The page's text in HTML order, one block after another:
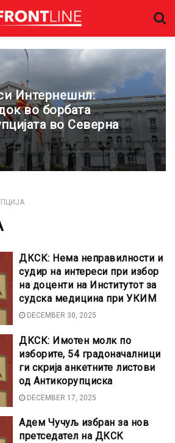
Интернешнл:
во борбата
во Северна
ДКСК: Нема неправилности и
судир на интереси при избор
на доценти на Институтот за
судска медицина при УКИМ
DECEMBER 30, 2025
ДКСК: Имотен молк по
изборите, 54 градоначалници
ги скрија анкетните листови
од Антикорупциска
DECEMBER 17, 2025
Адем Чучуљ избран за нов
претседател на ДКСК